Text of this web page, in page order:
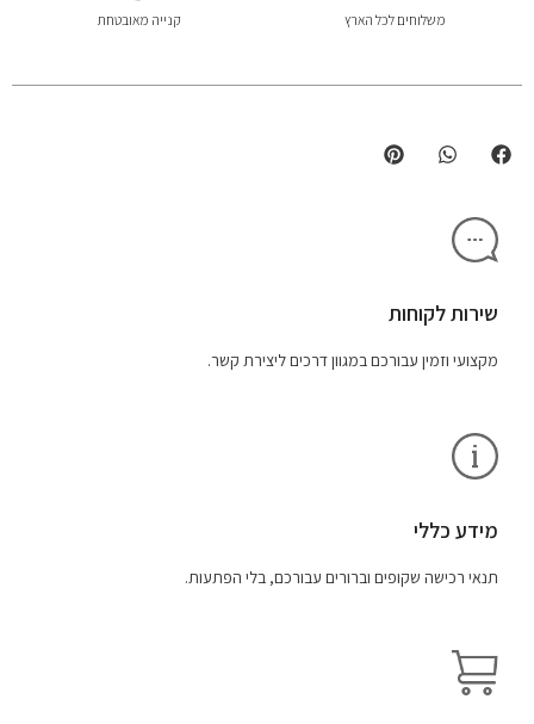
משלוחים לכל הארץ קנייה מאובטחת
שירות לקוחות
מקצועי וזמין עבורכם במגוון דרכים ליצירת קשר.
מידע כללי
תנאי רכישה שקופים וברורים עבורכם, בלי הפתעות.